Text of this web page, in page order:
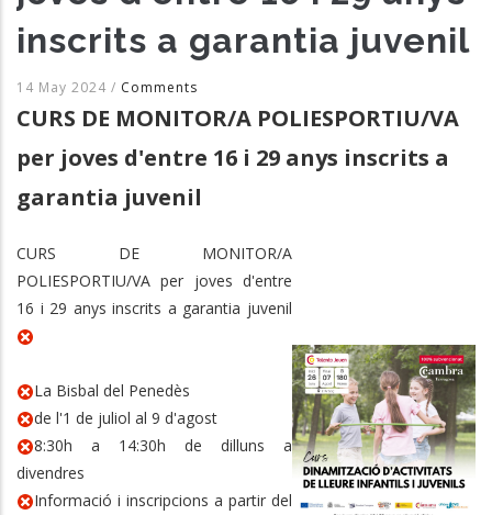
inscrits a garantia juvenil
14 May 2024 / Comments
CURS DE MONITOR/A POLIESPORTIU/VA
per joves d'entre 16 i 29 anys inscrits a
garantia juvenil
CURS DE MONITOR/A
POLIESPORTIU/VA per joves d'entre
16 i 29 anys inscrits a garantia juvenil
La Bisbal del Penedès
de l'1 de juliol al 9 d'agost
8:30h a 14:30h de dilluns a
divendres
Informació i inscripcions a partir del